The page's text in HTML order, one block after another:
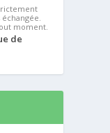
moment.
de